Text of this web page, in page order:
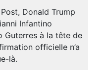
Donald Trump
Infantino
Guterres à la tête de
officielle n’a
là.